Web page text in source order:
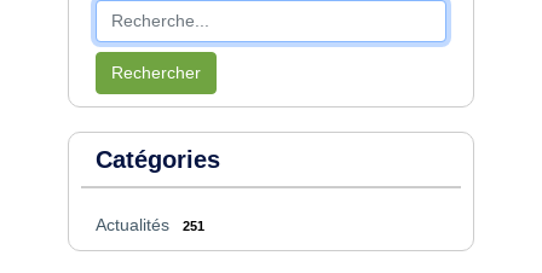
Rechercher
Catégories
Actualités 251